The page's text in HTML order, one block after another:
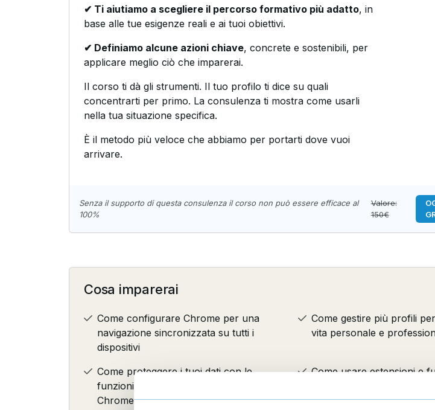
✔ Ti aiutiamo a scegliere il percorso formativo più adatto, in
base alle tue esigenze reali e ai tuoi obiettivi.
✔ Definiamo alcune azioni chiave, concrete e sostenibili, per
applicare meglio ciò che imparerai.
Il corso ti dà gli strumenti. Il tuo profilo ti dice su quali
concentrarti per primo. La consulenza ti mostra come usarli
nella tua situazione specifica.
È il metodo più veloce che abbiamo per portarti dove vuoi
arrivare.
Senza il supporto di questa consulenza il corso non può essere efficace al
100%
Valore:
150€
Cosa imparerai
Come configurare Chrome per una
navigazione sincronizzata su tutti i
dispositivi
Come gestire più profili
vita personale e
Come proteggere i tuoi dati con le
funzioni di sicurezza integrate in
Chrome
Come usare estensioni e